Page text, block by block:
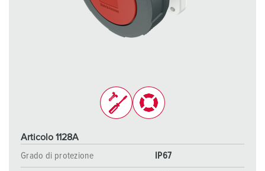
Articolo 1128A
Grado di protezione
IP67